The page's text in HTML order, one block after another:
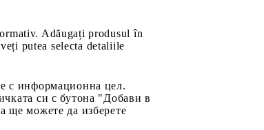
Adăugați produsul în
putea selecta detaliile
с информационна цел.
си с бутона "Добави в
ще можете да изберете